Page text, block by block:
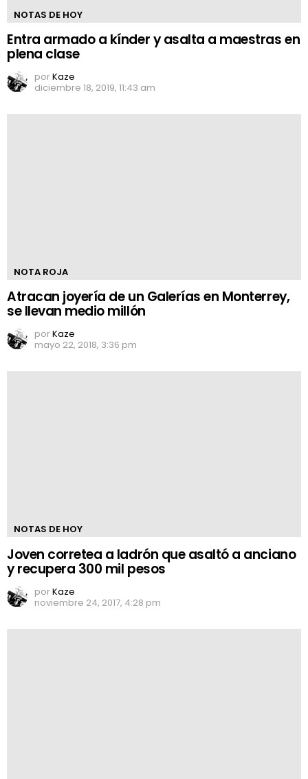
NOTAS DE HOY
Entra armado a kínder y asalta a maestras en
plena clase
porKaze
diciembre 18, 2019, 11:43 am
NOTA ROJA
Atracan joyería de un Galerías en Monterrey,
se llevan medio millón
porKaze
mayo 22, 2018, 3:36 pm
NOTAS DE HOY
Joven corretea a ladrón que asaltó a anciano
y recupera 300 mil pesos
porKaze
noviembre 24, 2017, 4:28 pm